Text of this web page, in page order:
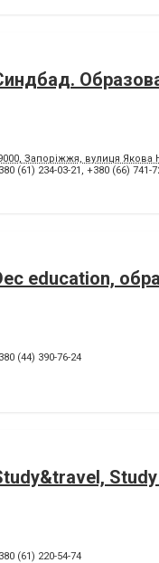
Запоріжжя, вулиця Якова
(61) 234-03-21 , +380 (66) 741-
education,
(44) 390-76-24
(61) 220-54-74